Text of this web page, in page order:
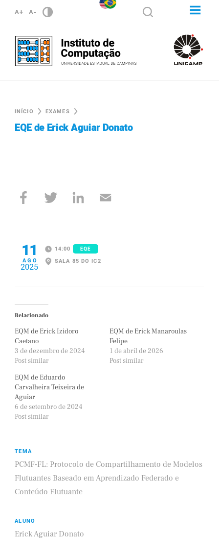
A+ A-
INÍCIO EXAMES
EQE de Erick Aguiar Donato
11
AGO
2025
14:00 EQE
SALA 85 DO IC2
Relacionado
EQM de Erick Izidoro
Caetano
3 de dezembro de 2024
Post similar
EQM de Erick Manaroulas
Felipe
1 de abril de 2026
Post similar
EQM de Eduardo
Carvalheira Teixeira de
Aguiar
6 de setembro de 2024
Post similar
TEMA
PCMF-FL: Protocolo de Compartilhamento de Modelos
Flutuantes Baseado em Aprendizado Federado e
Conteúdo Flutuante
ALUNO
Erick Aguiar Donato